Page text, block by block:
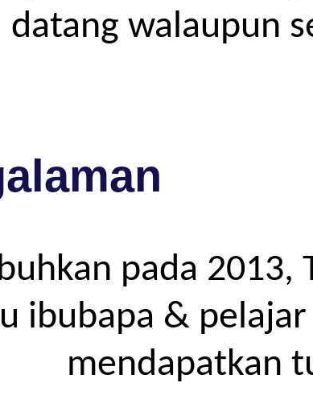
datang walaupun
pada 2013,
ibubapa &
mendapatkan